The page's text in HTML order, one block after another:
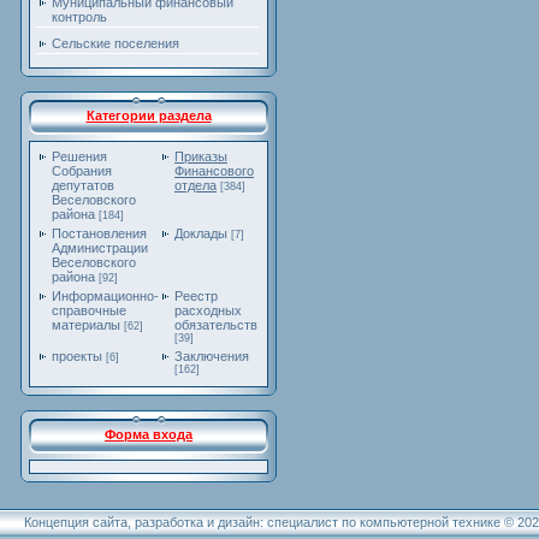
контроль
Сельские поселения
Категории раздела
Решения
Собрания
депутатов
Веселовского
района [184]
Приказы
Финансового
отдела [384]
Постановления
Администрации
Веселовского
района [92]
Доклады [7]
Информационно-
справочные
материалы [62]
Реестр
расходных
обязательств
[39]
проекты [6] Заключения
[162]
Форма входа
Концепция сайта, разработка и дизайн: специалист по компьютерной технике ©